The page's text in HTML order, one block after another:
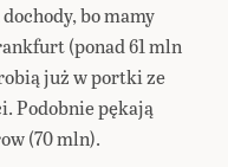
bo mamy
(ponad 61 mln
już w portki ze
Podobnie pękają
(70 mln).